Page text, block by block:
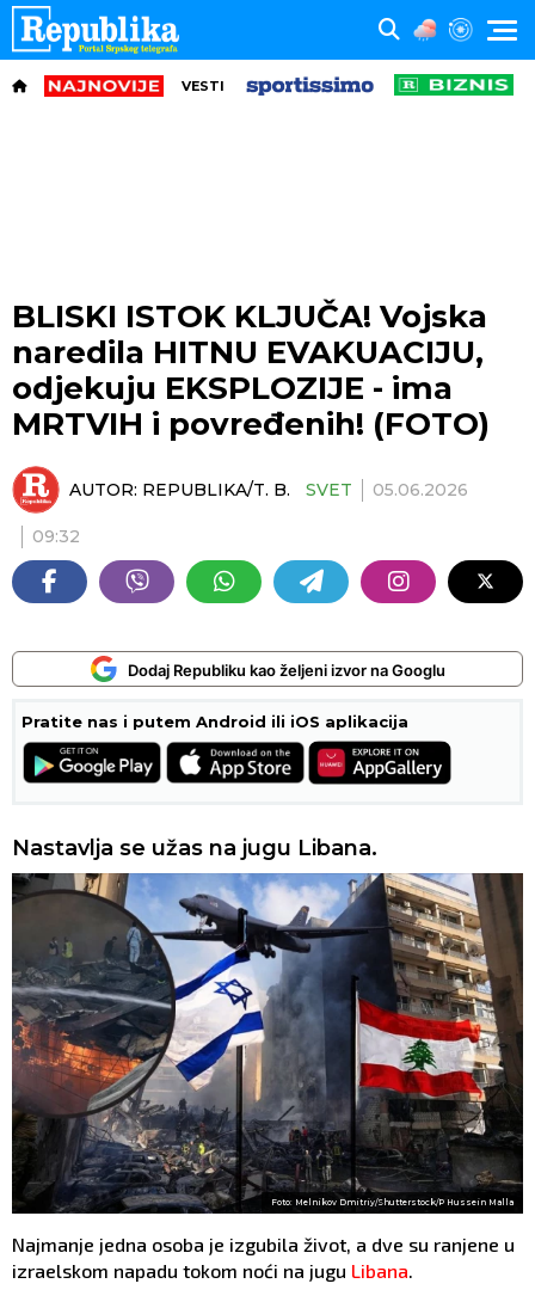
VESTI
BLISKI ISTOK KLJUČA! Vojska
naredila HITNU EVAKUACIJU,
odjekuju EKSPLOZIJE - ima
MRTVIH i povređenih! (FOTO)
AUTOR: REPUBLIKA/T. B. SVET 05.06.2026
09:32
Dodaj Republiku kao željeni izvor na Googlu
Pratite nas i putem Android ili iOS aplikacija
Nastavlja se užas na jugu Libana.
Foto: Melnikov Dmitriy/Shutterstock/P Hussein Malla
Najmanje jedna osoba je izgubila život, a dve su ranjene u
izraelskom napadu tokom noći na jugu Libana.